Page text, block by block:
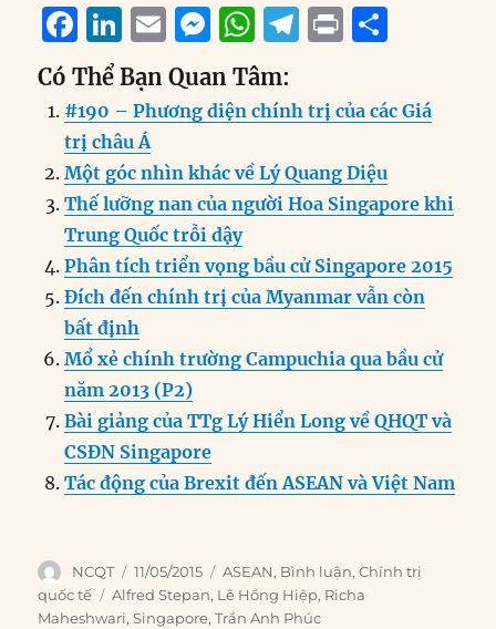
F
a
c
e
b
o
o
k
Li
n
k
e
d
I
n
E
m
ai
l
M
ss
e
n
g
er
W
h
at
s
A
p
T
e
g
r
a
P
n
t
a
re
Có Thể Bạn Quan Tâm:
#190 – Phương diện chính trị của các Giá
trị châu Á
Một góc nhìn khác về Lý Quang Diệu
Thế lưỡng nan của người Hoa Singapore khi
Trung Quốc trỗi dậy
Phân tích triển vọng bầu cử Singapore 2015
Đích đến chính trị của Myanmar vẫn còn
bất định
Mổ xẻ chính trường Campuchia qua bầu cử
năm 2013 (P2)
Bài giảng của TTg Lý Hiển Long về QHQT và
CSĐN Singapore
Tác động của Brexit đến ASEAN và Việt Nam
Author
NCQT
Posted
on
11/05/2015 Categories
ASEAN, Bình luận,Chính trị
quốc tế
Tags
Alfred Stepan, Lê Hồng Hiệp, Richa
Maheshwari,Singapore,Trần Anh Phúc